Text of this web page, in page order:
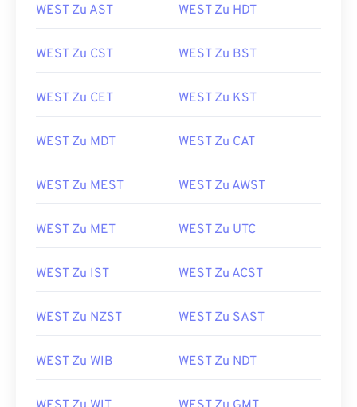
WEST Zu AST WEST Zu HDT
WEST Zu CST WEST Zu BST
WEST Zu CET WEST Zu KST
WEST Zu MDT WEST Zu CAT
WEST Zu MEST WEST Zu AWST
WEST Zu MET WEST Zu UTC
WEST Zu IST WEST Zu ACST
WEST Zu NZST WEST Zu SAST
WEST Zu WIB WEST Zu NDT